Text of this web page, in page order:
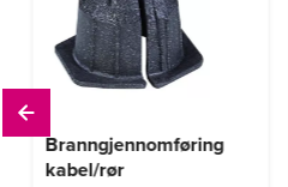
Branngjennomføring
kabel/rør